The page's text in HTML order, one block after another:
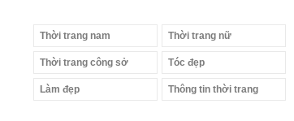
Thời trang nam Thời trang nữ
Thời trang công sở Tóc đẹp
Làm đẹp Thông tin thời trang